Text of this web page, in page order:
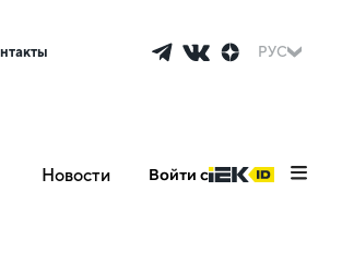
РУС
Новости Войти с